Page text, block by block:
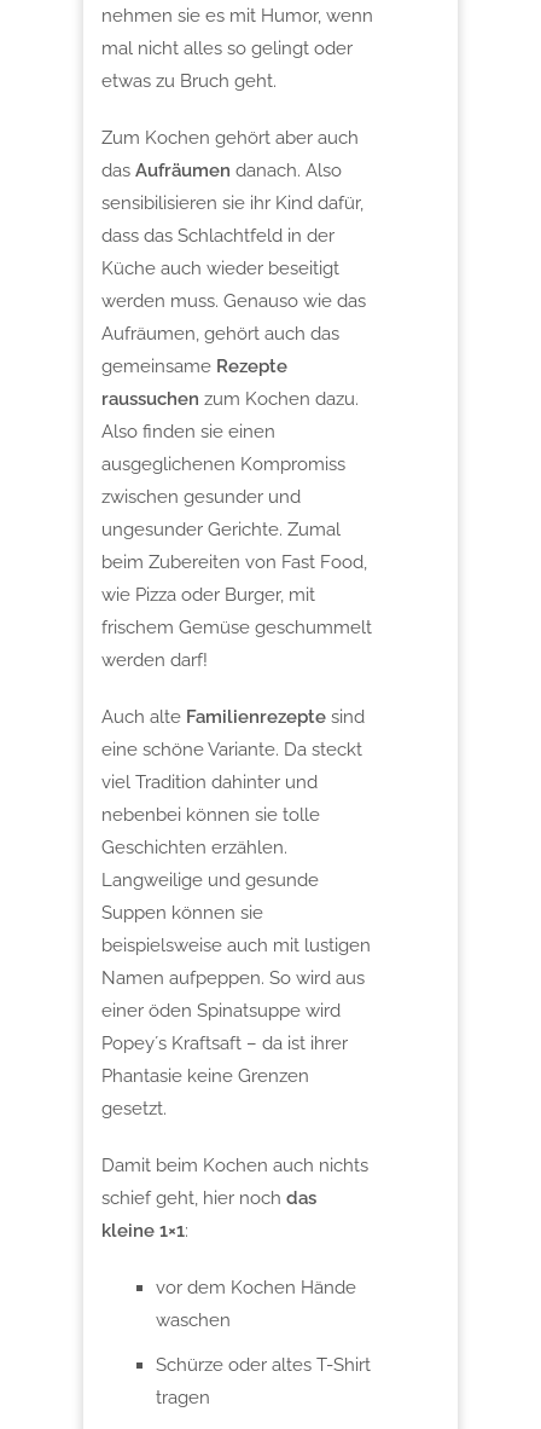
nehmen sie es mit Humor, wenn
mal nicht alles so gelingt oder
etwas zu Bruch geht.
Zum Kochen gehört aber auch
das Aufräumen danach. Also
sensibilisieren sie ihr Kind dafür,
dass das Schlachtfeld in der
Küche auch wieder beseitigt
werden muss. Genauso wie das
Aufräumen, gehört auch das
gemeinsame Rezepte
raussuchen zum Kochen dazu.
Also finden sie einen
ausgeglichenen Kompromiss
zwischen gesunder und
ungesunder Gerichte. Zumal
beim Zubereiten von Fast Food,
wie Pizza oder Burger, mit
frischem Gemüse geschummelt
werden darf!
Auch alte Familienrezepte sind
eine schöne Variante. Da steckt
viel Tradition dahinter und
nebenbei können sie tolle
Geschichten erzählen.
Langweilige und gesunde
Suppen können sie
beispielsweise auch mit lustigen
Namen aufpeppen. So wird aus
einer öden Spinatsuppe wird
Popey´s Kraftsaft – da ist ihrer
Phantasie keine Grenzen
gesetzt.
Damit beim Kochen auch nichts
schief geht, hier noch das
kleine 1×1:
vor dem Kochen Hände
waschen
Schürze oder altes T-Shirt
tragen